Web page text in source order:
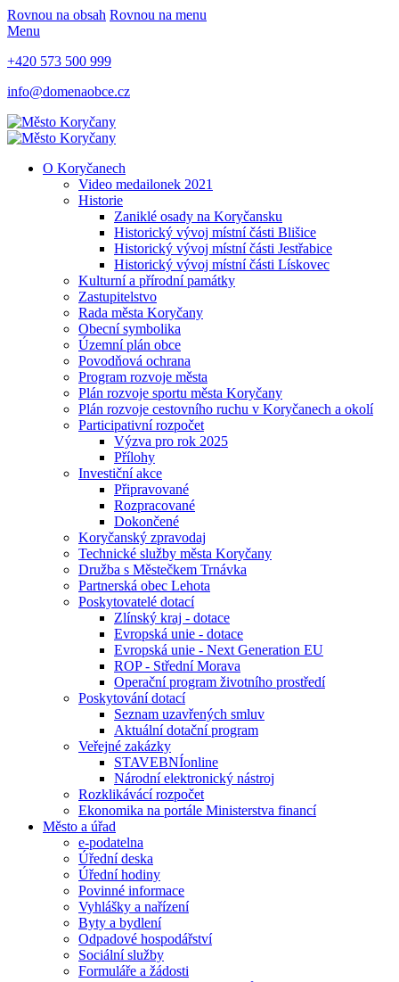
Rovnou na obsah Rovnou na menu
Menu
+420 573 500 999
info@domenaobce.cz
O Koryčanech
Video medailonek 2021
Historie
Zaniklé osady na Koryčansku
Historický vývoj místní části Blišice
Historický vývoj místní části Jestřabice
Historický vývoj místní části Lískovec
Kulturní a přírodní památky
Zastupitelstvo
Rada města Koryčany
Obecní symbolika
Územní plán obce
Povodňová ochrana
Program rozvoje města
Plán rozvoje sportu města Koryčany
Plán rozvoje cestovního ruchu v Koryčanech a okolí
Participativní rozpočet
Výzva pro rok 2025
Přílohy
Investiční akce
Připravované
Rozpracované
Dokončené
Koryčanský zpravodaj
Technické služby města Koryčany
Družba s Městečkem Trnávka
Partnerská obec Lehota
Poskytovatelé dotací
Zlínský kraj - dotace
Evropská unie - dotace
Evropská unie - Next Generation EU
ROP - Střední Morava
Operační program životního prostředí
Poskytování dotací
Seznam uzavřených smluv
Aktuální dotační program
Veřejné zakázky
STAVEBNÍonline
Národní elektronický nástroj
Rozklikávácí rozpočet
Ekonomika na portále Ministerstva financí
Město a úřad
e-podatelna
Úřední deska
Úřední hodiny
Povinné informace
Vyhlášky a nařízení
Byty a bydlení
Odpadové hospodářství
Sociální služby
Formuláře a žádosti